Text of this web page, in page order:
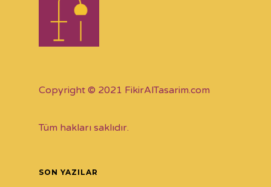
Copyright © 2021 FikirAlTasarim.com
Tüm hakları saklıdır.
SON YAZILAR